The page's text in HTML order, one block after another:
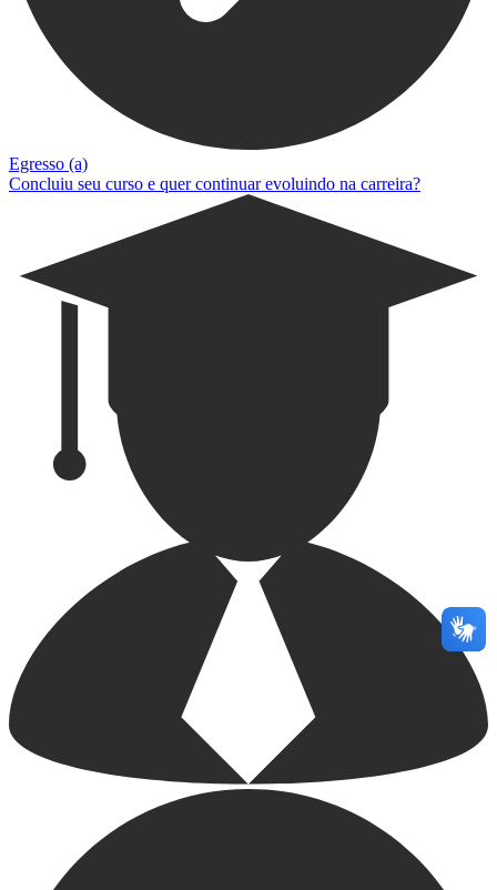
Egresso (a)
Concluiu seu curso e quer continuar evoluindo na carreira?